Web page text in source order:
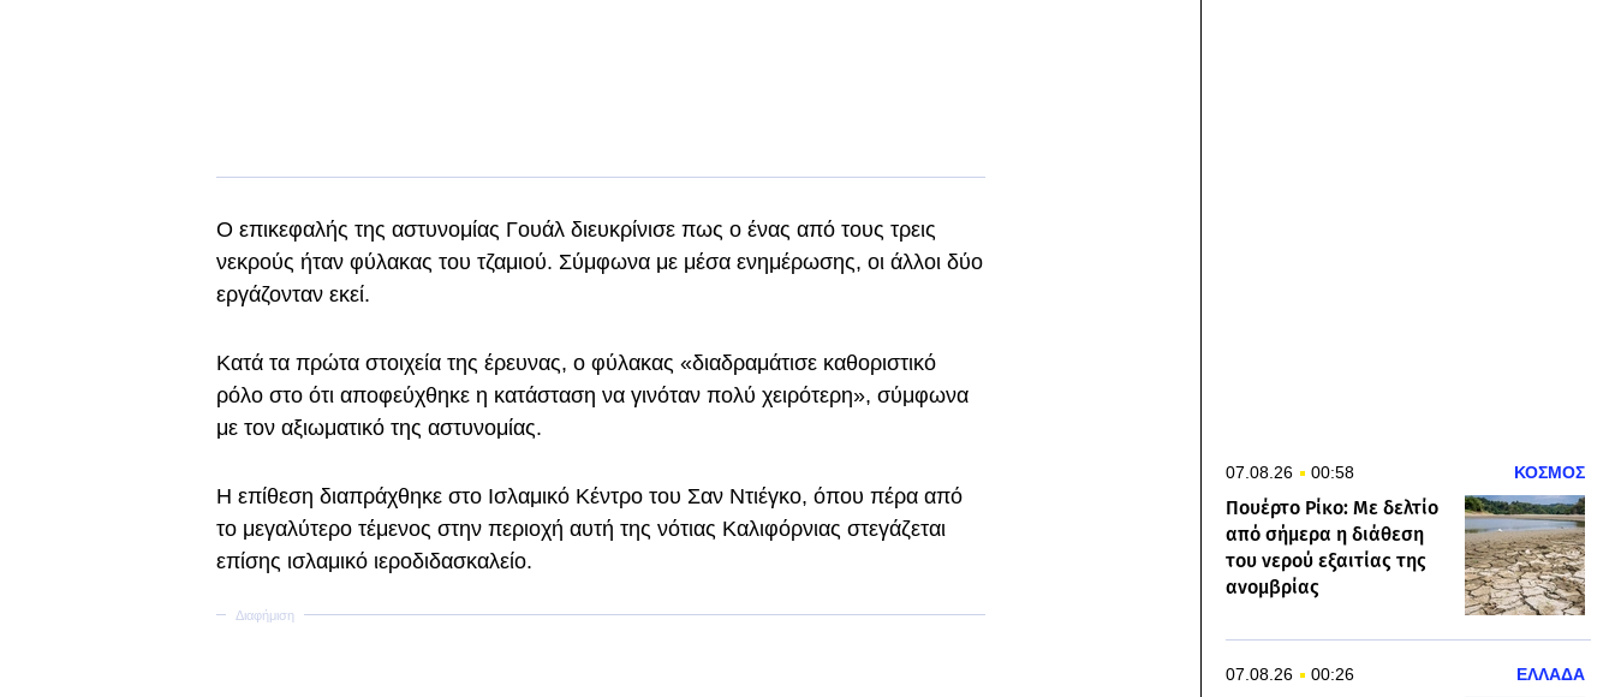
Ο επικεφαλής της αστυνομίας Γουάλ διευκρίνισε πως ο ένας από τους τρεις
νεκρούς ήταν φύλακας του τζαμιού. Σύμφωνα με μέσα ενημέρωσης, οι άλλοι δύο
εργάζονταν εκεί.
Κατά τα πρώτα στοιχεία της έρευνας, ο φύλακας «διαδραμάτισε καθοριστικό
ρόλο στο ότι αποφεύχθηκε η κατάσταση να γινόταν πολύ χειρότερη», σύμφωνα
με τον αξιωματικό της αστυνομίας.
Η επίθεση διαπράχθηκε στο Ισλαμικό Κέντρο του Σαν Ντιέγκο, όπου πέρα από
το μεγαλύτερο τέμενος στην περιοχή αυτή της νότιας Καλιφόρνιας στεγάζεται
επίσης ισλαμικό ιεροδιδασκαλείο.
07.08.26 00:58 ΚΟΣΜΟΣ
Πουέρτο Ρίκο: Με δελτίο
από σήμερα η διάθεση
του νερού εξαιτίας της
ανομβρίας
07.08.26 00:26 ΕΛΛΑΔΑ